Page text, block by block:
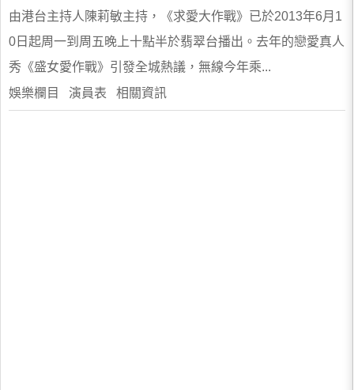
由港台主持人陳莉敏主持，《求愛大作戰》已於2013年6月1
0日起周一到周五晚上十點半於翡翠台播出。去年的戀愛真人
秀《盛女愛作戰》引發全城熱議，無線今年乘...
娛樂欄目 演員表 相關資訊